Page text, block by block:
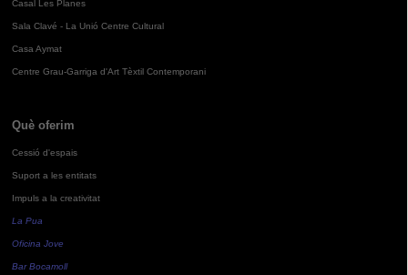
Casal Les Planes
Sala Clavé - La Unió Centre Cultural
Casa Aymat
Centre Grau-Garriga d'Art Tèxtil Contemporani
Què oferim
Cessió d'espais
Suport a les entitats
Impuls a la creativitat
La Pua
Oficina Jove
Bar Bocamoll